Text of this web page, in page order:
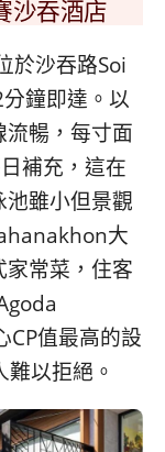
沙吞酒店
於沙吞路Soi
鐘即達。以
暢，每寸面
補充，這在
雖小但景觀
大
常菜，住客
值最高的設
以拒絕。